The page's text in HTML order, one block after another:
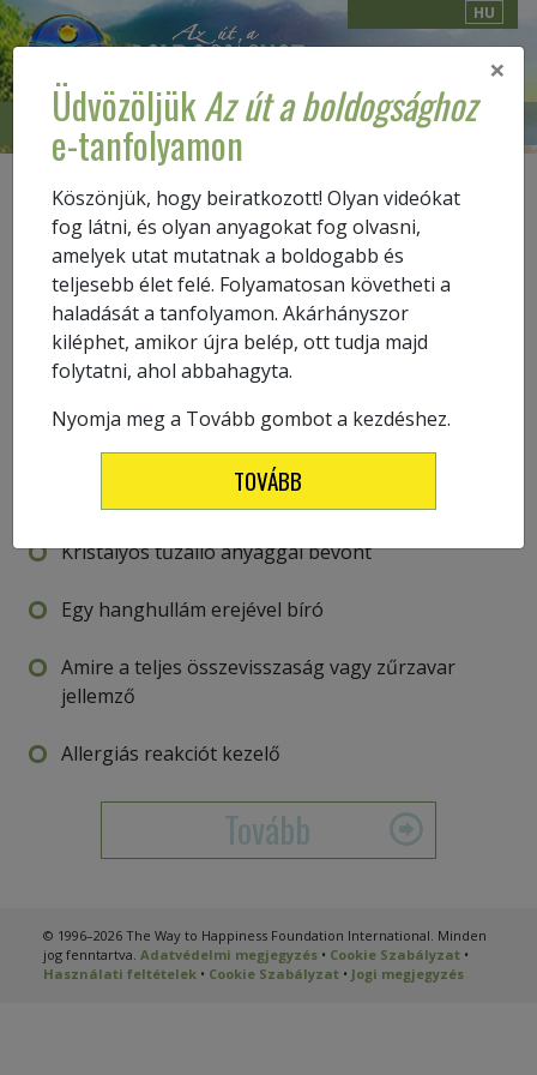
HU
E-TANFOLYAM BEVEZETÉS
×
ÜdvözöljükAz út a boldogsághoz
e-tanfolyamon
Köszönjük, hogy beiratkozott! Olyan videókat
fog látni, és olyan anyagokat fog olvasni,
amelyek utat mutatnak a boldogabb és
teljesebb élet felé. Folyamatosan követheti a
haladását a tanfolyamon. Akárhányszor
kiléphet, amikor újra belép, ott tudja majd
folytatni, ahol abbahagyta.
Nyomja meg a Tovább gombot a kezdéshez.
TOVÁBB
0.1SZAVAK
Ellenőrizze a szókincsét
Az első lépés az, hogy olvassa el a bevezető fejezetet
út a boldogsághozfüzetből. Mielőtt elkezdi, ellenőrizze,
hogy megfelelően érti a következő szavakat ebből a
fejezetből:
szó jelentése:
Kristályos tűzálló anyaggal bevont
Egy hanghullám erejével bíró
Amire a teljes összevisszaság vagy zűrzavar
jellemző
Allergiás reakciót kezelő
Tovább
© 1996–2026 The Way to Happiness Foundation International. Minden
jog fenntartva. Adatvédelmi megjegyzés• Cookie Szabályzat•
Használati feltételek• Cookie Szabályzat• Jogi megjegyzés